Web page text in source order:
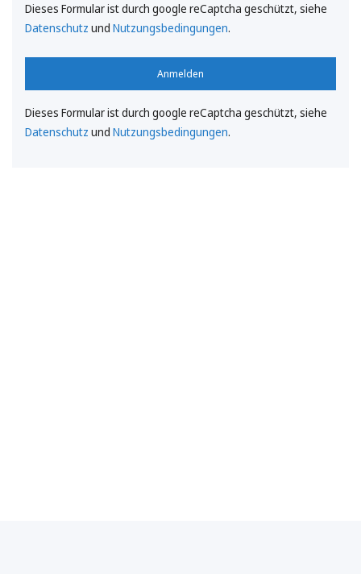
Dieses Formular ist durch google reCaptcha geschützt, siehe
Datenschutz und Nutzungsbedingungen.
Anmelden
Dieses Formular ist durch google reCaptcha geschützt, siehe
Datenschutz und Nutzungsbedingungen.